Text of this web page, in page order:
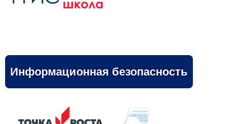
Информационная безопасность